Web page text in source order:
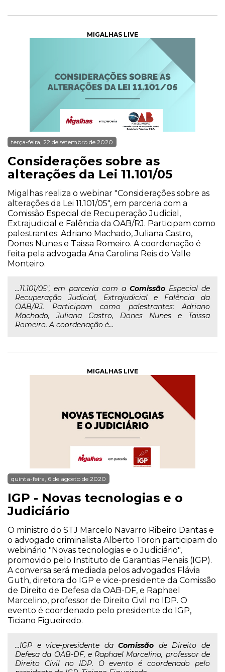
MIGALHAS LIVE
terça-feira, 22 de setembro de 2020
Considerações sobre as
alterações da Lei 11.101/05
Migalhas realiza o webinar "Considerações sobre as
alterações da Lei 11.101/05", em parceria com a
Comissão Especial de Recuperação Judicial,
Extrajudicial e Falência da OAB/RJ. Participam como
palestrantes: Adriano Machado, Juliana Castro,
Dones Nunes e Taissa Romeiro. A coordenação é
feita pela advogada Ana Carolina Reis do Valle
Monteiro.
...11.101/05", em parceria com a Comissão Especial de
Recuperação Judicial, Extrajudicial e Falência da
OAB/RJ. Participam como palestrantes: Adriano
Machado, Juliana Castro, Dones Nunes e Taissa
Romeiro. A coordenação é...
MIGALHAS LIVE
quinta-feira, 6 de agosto de 2020
IGP - Novas tecnologias e o
Judiciário
O ministro do STJ Marcelo Navarro Ribeiro Dantas e
o advogado criminalista Alberto Toron participam do
webinário "Novas tecnologias e o Judiciário",
promovido pelo Instituto de Garantias Penais (IGP).
A conversa será mediada pelos advogados Flávia
Guth, diretora do IGP e vice-presidente da Comissão
de Direito de Defesa da OAB-DF, e Raphael
Marcelino, professor de Direito Civil no IDP. O
evento é coordenado pelo presidente do IGP,
Ticiano Figueiredo.
...IGP e vice-presidente daComissão de Direito de
Defesa da OAB-DF, e Raphael Marcelino, professor de
Direito Civil no IDP. O evento é coordenado pelo